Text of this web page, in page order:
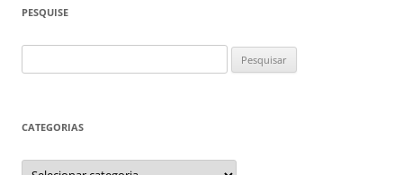
PESQUISE
por:
CATEGORIAS
Categorias